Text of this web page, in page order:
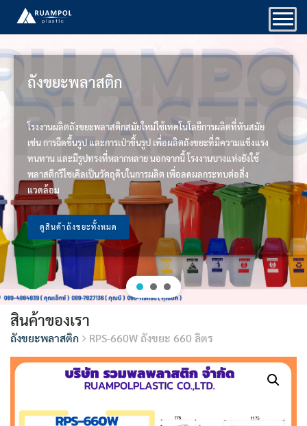
ถังขยะพลาสติก
โรงงานผลิตถังขยะพลาสติกสมัยใหม่ใช้เทคโนโลยีการผลิตที่ทันสมัย
เช่น การฉีดขึ้นรูป และการเป่าขึ้นรูป เพื่อผลิตถังขยะที่มีความแข็งแรง
ทนทาน และมีรูปทรงที่หลากหลาย นอกจากนี้ โรงงานบางแห่งยังใช้
พลาสติกรีไซเคิลเป็นวัตถุดิบในการผลิต เพื่อลดผลกระทบต่อสิ่ง
แวดล้อม
ดูสินค้าถังขยะทั้งหมด
สินค้าของเรา
ถังขยะพลาสติก RPS-660W ถังขยะ 660 ลิตร